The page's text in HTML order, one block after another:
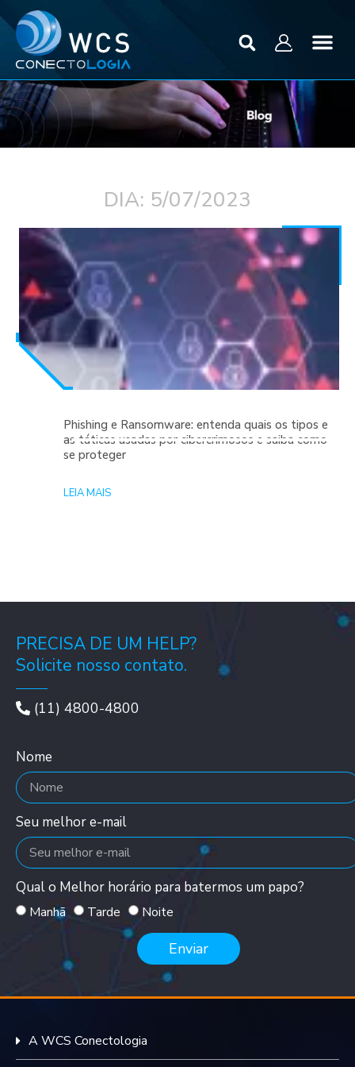
DIA: 5/07/2023
Phishing e Ransomware: entenda quais os tipos e
as táticas usadas por cibercrimosos e saiba como
se proteger
LEIA MAIS
PRECISA DE UM HELP?
Solicite nosso contato.
(11) 4800-4800
Nome
Seu melhor e-mail
Qual o Melhor horário para batermos um papo?
Manhã Tarde Noite
Enviar
A WCS Conectologia